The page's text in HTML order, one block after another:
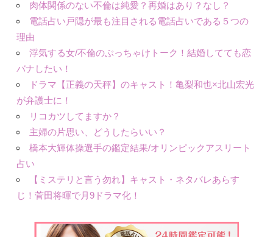
肉体関係のない不倫は純愛？再婚はあり？なし？
電話占い戸隠が最も注目される電話占いである５つの
理由
浮気する女/不倫のぶっちゃけトーク！結婚してても恋
バナしたい！
ドラマ【正義の天秤】のキャスト！亀梨和也×北山宏光
が弁護士に！
リコカツしてますか？
主婦の片思い、どうしたらいい？
橋本大輝体操選手の鑑定結果/オリンピックアスリート
占い
【ミステリと言う勿れ】キャスト・ネタバレあらす
じ！菅田将暉で月9ドラマ化！